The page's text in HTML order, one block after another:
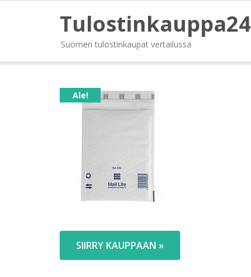
Tulostinkauppa24
Suomen tulostinkaupat vertailussa
Ale!
SIIRRY KAUPPAAN »